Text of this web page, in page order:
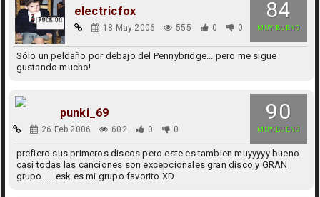
84
MUY BUENO
electricfox
18 May 2006 555 0 0
Sólo un peldaño por debajo del Pennybridge... pero me sigue
gustando mucho!
90
MUY BUENO
punki_69
26 Feb 2006 602 0 0
prefiero sus primeros discos pero este es tambien muyyyyy bueno
casi todas las canciones son excepcionales gran disco y GRAN
grupo......esk es mi grupo favorito XD